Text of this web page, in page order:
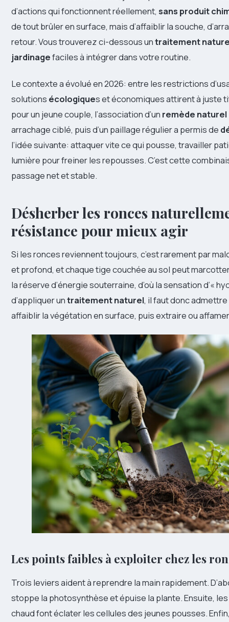
d’actions qui fonctionnent réellement, sans produit
de tout brûler en surface, mais d’affaiblir la souche,
retour. Vous trouverez ci-dessous untraitement
jardinagefaciles à intégrer dans votre routine.
Le contexte a évolué en 2026: entre les restrictions
solutions écologiques et économiques attirent à juste
pour un jeune couple, l’association d’un remède naturel
arrachage ciblé, puis d’un paillage régulier a permis de
l’idée suivante: attaquer vite ce qui pousse, travailler
lumière pour freiner les repousses. C’est cette
passage net et stable.
Désherber les ronces
résistance pour mieux agir
Si les ronces reviennent toujours, c’est rarement par
et profond, et chaque tige couchée au sol peut
la réserve d’énergie souterraine, d’où la sensation d’«
d’appliquer untraitement naturel, il faut donc
affaiblir la végétation en surface, puis extraire ou
Les points faibles à exploiter chez les
Trois leviers aident à reprendre la main rapidement.
stoppe la photosynthèse et épuise la plante. Ensuite,
chaud font éclater les cellules des jeunes pousses.